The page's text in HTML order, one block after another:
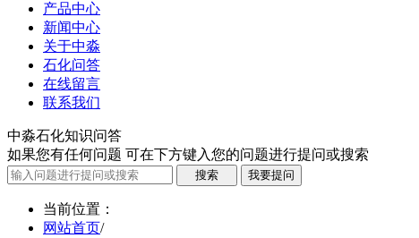
产品中心
新闻中心
关于中淼
石化问答
在线留言
联系我们
中淼石化知识问答
如果您有任何问题 可在下方键入您的问题进行提问或搜索
当前位置 ：
网站首页/